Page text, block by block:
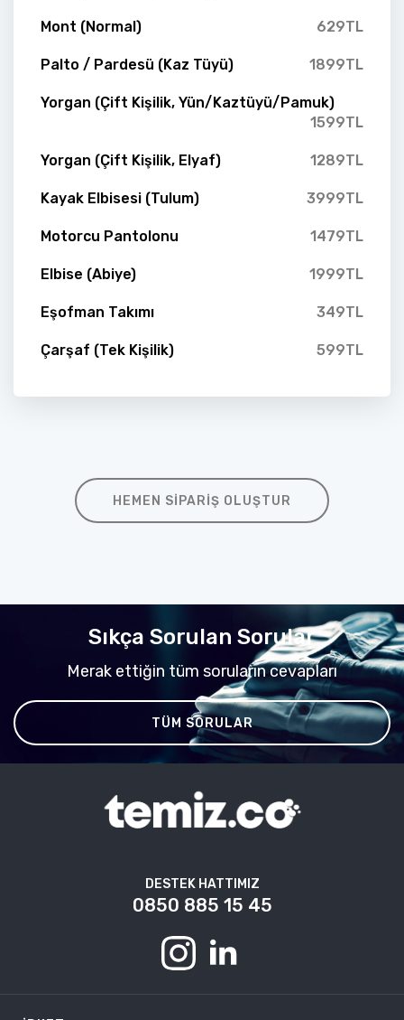
Mont (Normal) 629TL
Palto / Pardesü (Kaz Tüyü) 1899TL
Yorgan (Çift Kişilik, Yün/Kaztüyü/Pamuk)
1599TL
Yorgan (Çift Kişilik, Elyaf) 1289TL
Kayak Elbisesi (Tulum) 3999TL
Motorcu Pantolonu 1479TL
Elbise (Abiye) 1999TL
Eşofman Takımı 349TL
Çarşaf (Tek Kişilik) 599TL
HEMEN SIPARIŞ OLUŞTUR
Sıkça Sorulan Sorular
Merak ettiğin tüm soruların cevapları
TÜM SORULAR
DESTEK HATTIMIZ
0850 885 15 45